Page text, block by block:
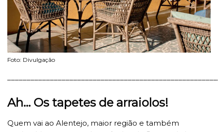
Foto: Divulgação
Ah… Os tapetes de arraiolos!
Quem vai ao Alentejo, maior região e também